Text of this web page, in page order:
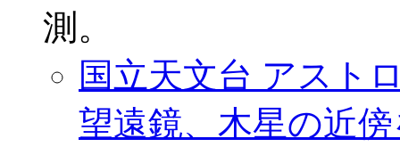
測。
国立天文台 アスト
望遠鏡、木星の近